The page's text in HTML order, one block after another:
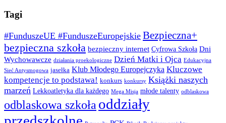
Tagi
#FunduszeUE #FunduszeEuropejskie Bezpieczna+
bezpieczna szkoła bezpieczny internet Cyfrowa Szkoła Dni
Wychowawcze działania proekologiczne Dzień Matki i Ojca Edukacyjna
Sieć Antysmogowa jasełka Klub Młodego Europejczyka Kluczowe
kompetencje to podstawa! konkurs konkursy Książki naszych
marzeń Lekkoatletyka dla każdego Mega Misja młode talenty odblaskowa
odblaskowa szkoła oddziały